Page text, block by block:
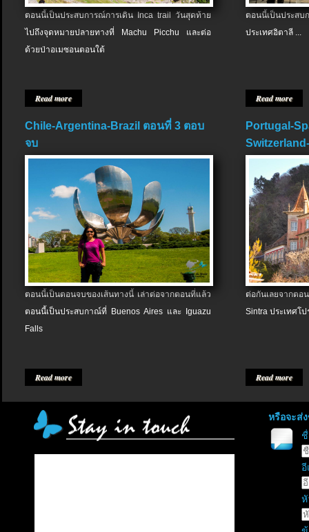
ตอนนี้เป็นประสบการณ์การเดิน Inca trail วันสุดท้าย
ไปถึงจุดหมายปลายทางที่ Machu Picchu และต่อ
ด้วยป่าอเมซอนตอนใต้
Read more
ตอนนี้เป็นประส
ประเทศอิตาลี ...
Read more
Chile-Argentina-Brazil ตอนที่ 3 ตอบ
จบ
ตอนนี้เป็นตอนจบของเส้นทางนี้ เล่าต่อจากตอนที่แล้ว
ตอนนี้เป็นประสบกาณ์ที่ Buenos Aires และ Iguazu
Falls
Read more
Portugal-
ต่อกันเลยจากต
Sintra ประเทศโป
Read more
หรือจะส่
อี
หั